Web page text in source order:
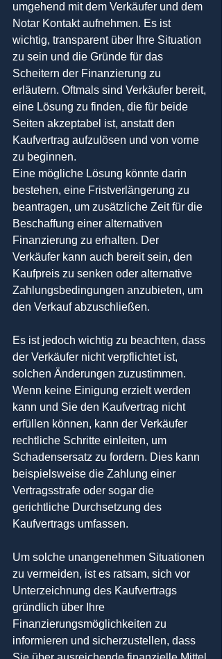
umgehend mit dem Verkäufer und dem
Notar Kontakt aufnehmen. Es ist
wichtig, transparent über Ihre Situation
zu sein und die Gründe für das
Scheitern der Finanzierung zu
erläutern. Oftmals sind Verkäufer bereit,
eine Lösung zu finden, die für beide
Seiten akzeptabel ist, anstatt den
Kaufvertrag aufzulösen und von vorne
zu beginnen.
Eine mögliche Lösung könnte darin
bestehen, eine Fristverlängerung zu
beantragen, um zusätzliche Zeit für die
Beschaffung einer alternativen
Finanzierung zu erhalten. Der
Verkäufer kann auch bereit sein, den
Kaufpreis zu senken oder alternative
Zahlungsbedingungen anzubieten, um
den Verkauf abzuschließen.
Es ist jedoch wichtig zu beachten, dass
der Verkäufer nicht verpflichtet ist,
solchen Änderungen zuzustimmen.
Wenn keine Einigung erzielt werden
kann und Sie den Kaufvertrag nicht
erfüllen können, kann der Verkäufer
rechtliche Schritte einleiten, um
Schadensersatz zu fordern. Dies kann
beispielsweise die Zahlung einer
Vertragsstrafe oder sogar die
gerichtliche Durchsetzung des
Kaufvertrags umfassen.
Um solche unangenehmen Situationen
zu vermeiden, ist es ratsam, sich vor
Unterzeichnung des Kaufvertrags
gründlich über Ihre
Finanzierungsmöglichkeiten zu
informieren und sicherzustellen, dass